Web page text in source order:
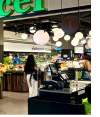
เปิดให้บริการตั้งแต่ปี
ะกอบการโรงแรม
ค้าทั่วไป ทำให้
หม่ถึง 5 สาขา
มวัตถุดิบเพื่อผู้
ด้รับความนิยมเป็นก
พดีที่แม็คโครรับซื้อ